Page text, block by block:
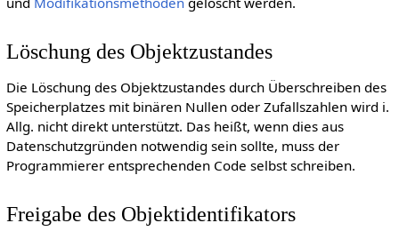
Löschung des Objektzustandes
Die Löschung des Objektzustandes durch Überschreiben des
Speicherplatzes mit binären Nullen oder Zufallszahlen wird i.
Allg. nicht direkt unterstützt. Das heißt, wenn dies aus
Datenschutzgründen notwendig sein sollte, muss der
Programmierer entsprechenden Code selbst schreiben.
Freigabe des Objektidentifikators